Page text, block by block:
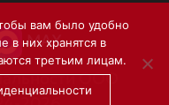
MAX
ООО
вам было удобно
в них хранятся в
третьим лицам.